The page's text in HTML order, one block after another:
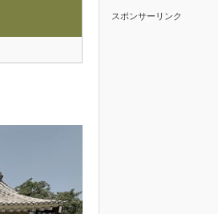
スポンサーリンク